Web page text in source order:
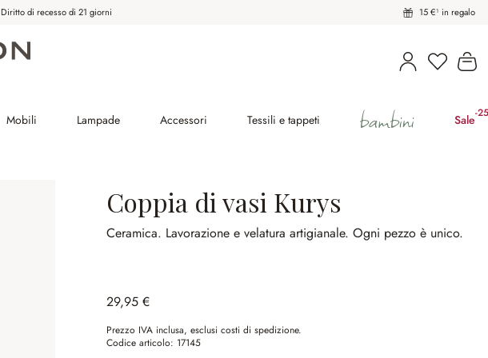
Diritto di recesso di 21 giorni 15 €¹ in regalo
Il
Mobili Lampade Accessori Tessili e tappeti bambini Sale-
Coppia di vasi Kurys
Ceramica. Lavorazione e velatura artigianale.Ogni pezzo è unico.
29,95 €
Prezzo IVA inclusa, esclusi costi di spedizione.
Codice articolo: 17145